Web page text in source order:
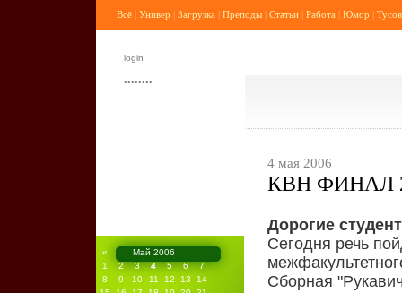
Всё | Универ | Загрузка | Преподы | Статьи | Работа | Юмор |
«
Май 2006
1
2 3 4 5 6
7
8
9 10 11 12 13
14
4 мая 2006
КВН ФИНАЛ
Дорогие
Сегодня речь
Сборная